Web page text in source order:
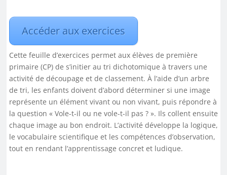
Accéder aux exercices
Cette feuille d’exercices permet aux élèves de première
primaire (CP) de s’initier au tri dichotomique à travers une
activité de découpage et de classement. À l’aide d’un arbre
de tri, les enfants doivent d’abord déterminer si une image
représente un élément vivant ou non vivant, puis répondre à
la question « Vole-t-il ou ne vole-t-il pas ? ». Ils collent ensuite
chaque image au bon endroit. L’activité développe la logique,
le vocabulaire scientifique et les compétences d’observation,
tout en rendant l’apprentissage concret et ludique.